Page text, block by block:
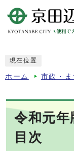
現在位置
ホーム 市政・ま
令和元年
目次